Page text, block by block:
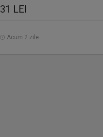
31 LEI
Acum 2 zile